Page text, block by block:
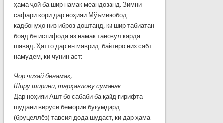
ҳама ҷой ба шир намак меандозанд. Зимни
сафари корӣ дар ноҳияи Мўъминобод
кадбонуҳо низ иброз доштанд, ки шир табиатан
бояд бе истифода аз намак тановул карда
шавад. Ҳатто дар ин маврид байтеро низ сабт
намудем, ки чунин аст:
Чор чизай бенамак,
Ширу ширинӣ, тарҳавлову суманак
Дар ноҳияи Ашт бо сабаби ба қайд гирифта
шудани вируси бемории буғумдард
(бруцеллёз) тавсия дода шудаст, ки дар ҳама